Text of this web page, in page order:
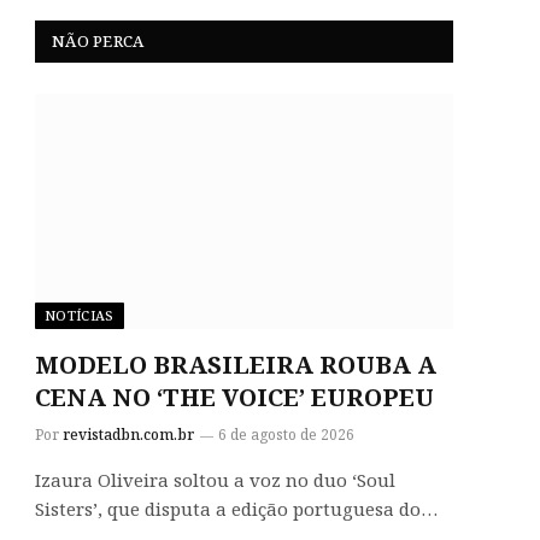
NÃO PERCA
NOTÍCIAS
MODELO BRASILEIRA ROUBA A
CENA NO ‘THE VOICE’ EUROPEU
Porrevistadbn.com.br 6 de agosto de 2026
Izaura Oliveira soltou a voz no duo ‘Soul
Sisters’, que disputa a edição portuguesa do…